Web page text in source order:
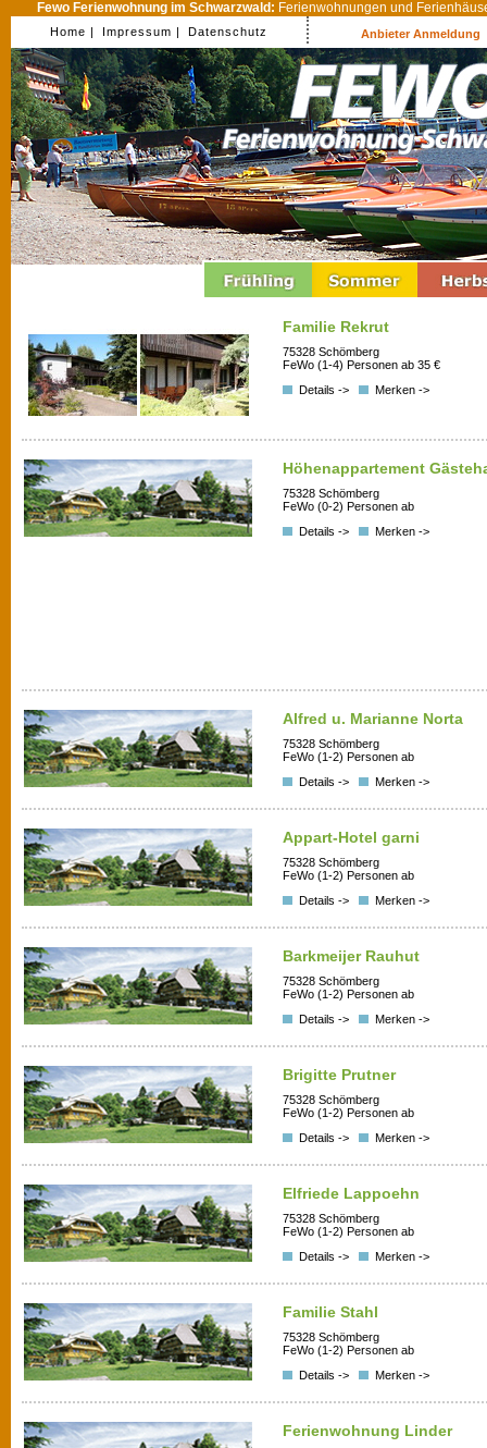
Fewo Ferienwohnung im Schwarzwald: Ferienwohnungen und
Home | Impressum | Datenschutz Anbieter Anmeldung
Familie Rekrut
75328 Schömberg
FeWo (1-4) Personen ab 35 €
Details ->
Merken ->
Höhenappartement
75328 Schömberg
FeWo (0-2) Personen ab
Details ->
Merken ->
Alfred u. Marianne Norta
75328 Schömberg
FeWo (1-2) Personen ab
Details ->
Merken ->
Appart-Hotel garni
75328 Schömberg
FeWo (1-2) Personen ab
Details ->
Merken ->
Barkmeijer Rauhut
75328 Schömberg
FeWo (1-2) Personen ab
Details ->
Merken ->
Brigitte Prutner
75328 Schömberg
FeWo (1-2) Personen ab
Details ->
Merken ->
Elfriede Lappoehn
75328 Schömberg
FeWo (1-2) Personen ab
Details ->
Merken ->
Familie Stahl
75328 Schömberg
FeWo (1-2) Personen ab
Details ->
Merken ->
Ferienwohnung Linder